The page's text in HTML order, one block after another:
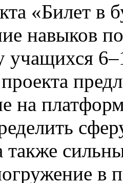
«Билет в
навыков
учащихся
на
также
в